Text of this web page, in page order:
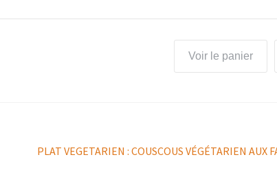
Voir le panier
Article
PLAT VEGETARIEN : COUSCOUS VÉGÉTARIEN AUX